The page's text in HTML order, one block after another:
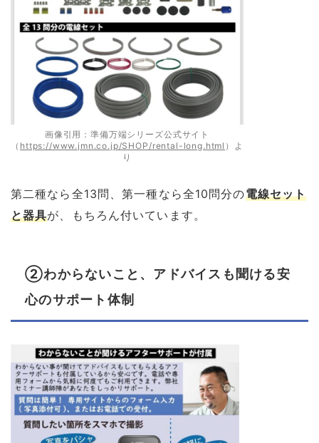
画像引用：準備万端シリーズ公式サイト
（ https://www.jmn.co.jp/SHOP/rental-long.html ）よ
り
第二種なら全13問、第一種なら全10問分の電線セット
と器具が、もちろん付いています。
②わからないこと、アドバイスも聞ける安
心のサポート体制